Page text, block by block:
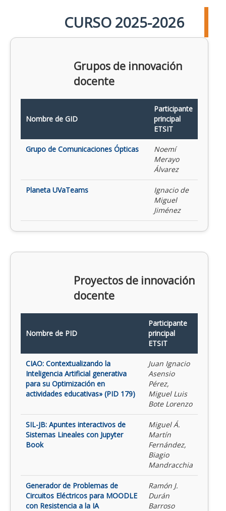
CURSO 2025-2026
Grupos de innovación
docente
Nombre de GID
Participante
principal
ETSIT
Grupo de Comunicaciones Ópticas
Noemí
Merayo
Álvarez
Planeta UVaTeams
Ignacio de
Miguel
Jiménez
Proyectos de innovación
docente
Nombre de PID
Participante
principal
ETSIT
CIAO: Contextualizando la
Inteligencia Artificial generativa
para su Optimización en
actividades educativas» (PID 179)
Juan Ignacio
Asensio
Pérez,
Miguel Luis
Bote Lorenzo
SIL-JB: Apuntes interactivos de
Sistemas Lineales con Jupyter
Book
Miguel Á.
Martín
Fernández,
Biagio
Mandracchia
Generador de Problemas de
Circuitos Eléctricos para MOODLE
con Resistencia a la IA
Ramón J.
Durán
Barroso